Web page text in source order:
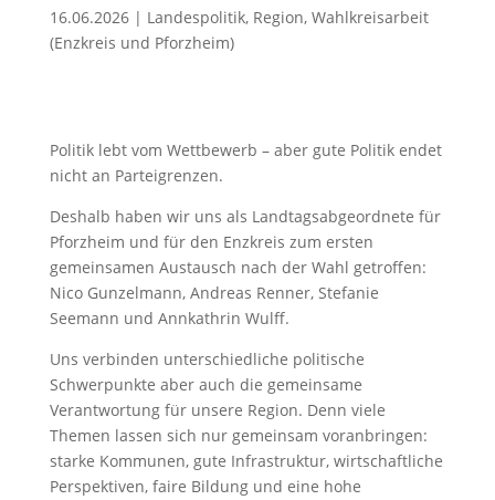
16.06.2026| Landespolitik, Region, Wahlkreisarbeit
(Enzkreis und Pforzheim)
Politik lebt vom Wettbewerb – aber gute Politik endet
nicht an Parteigrenzen.
Deshalb haben wir uns als Landtagsabgeordnete für
Pforzheim und für den Enzkreis zum ersten
gemeinsamen Austausch nach der Wahl getroffen:
Nico Gunzelmann, Andreas Renner, Stefanie
Seemann und Annkathrin Wulff.
Uns verbinden unterschiedliche politische
Schwerpunkte aber auch die gemeinsame
Verantwortung für unsere Region. Denn viele
Themen lassen sich nur gemeinsam voranbringen:
starke Kommunen, gute Infrastruktur, wirtschaftliche
Perspektiven, faire Bildung und eine hohe